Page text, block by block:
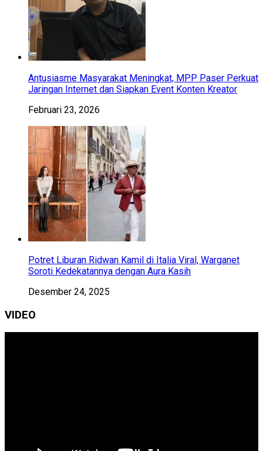
Antusiasme Masyarakat Meningkat, MPP Paser Perkuat
Jaringan Internet dan Siapkan Event Konten Kreator
Februari 23, 2026
Potret Liburan Ridwan Kamil di Italia Viral, Warganet
Soroti Kedekatannya dengan Aura Kasih
Desember 24, 2025
VIDEO